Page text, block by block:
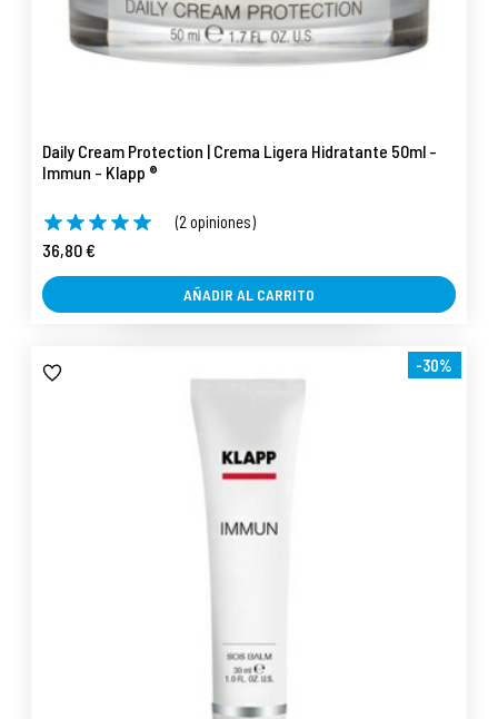
Daily Cream Protection | Crema Ligera Hidratante 50ml -
Immun - Klapp ®
(2 opiniones)
36,80 €
AÑADIR AL CARRITO
-30%